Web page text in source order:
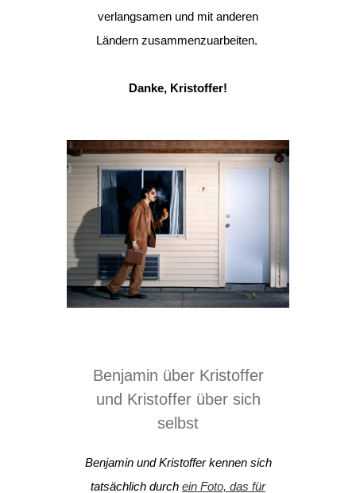
verlangsamen und mit anderen
Ländern zusammenzuarbeiten.
Danke, Kristoffer!
Benjamin über Kristoffer
und Kristoffer über sich
selbst
Benjamin und Kristoffer kennen sich
tatsächlich durch ein Foto, das für